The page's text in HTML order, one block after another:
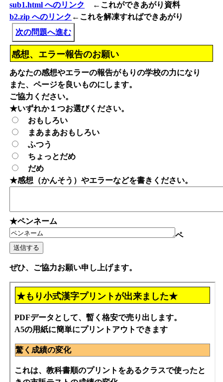
sub1.html へのリンク
←これができあがり資料
b2.zip へのリンク ←これを解凍すればできあがり
次の問題へ進む
感想、エラー報告のお願い
あなたの感想やエラーの報告がもりの学校の力になり
また、ページを良いものにします。
ご協力ください。
★いずれか１つお選びください。
おもしろい
まあまあおもしろい
ふつう
ちょっとだめ
だめ
★感想（かんそう）やエラーなどを書きください。
★ペンネーム
ペ
ぜひ、ご協力お願い申し上げます。